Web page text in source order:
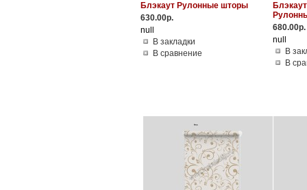
Блэкаут Рулонные шторы
630.00р.
null
В закладки
В сравнение
680.00р.
null
В
В